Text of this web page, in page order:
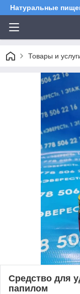
Натуральные
Товары и
Средство для
папилом